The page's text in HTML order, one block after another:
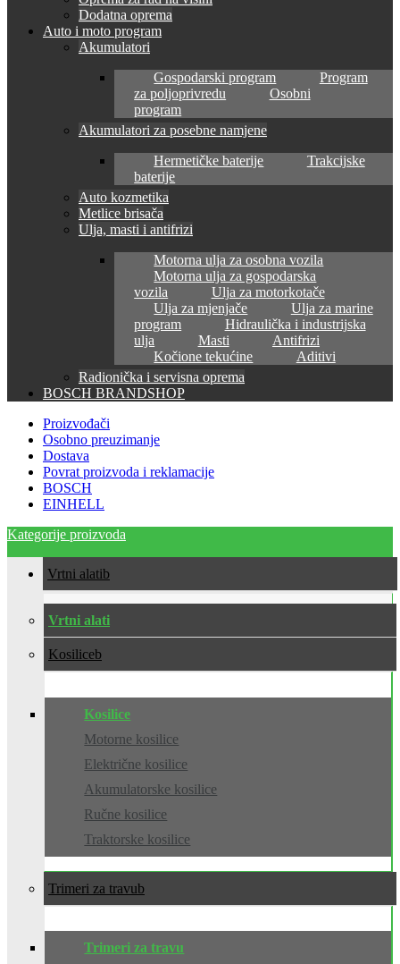
Dodatna oprema
Auto i moto program
Akumulatori
Gospodarski program
Program
za poljoprivredu
Osobni
program
Akumulatori za posebne namjene
Hermetičke baterije
Trakcijske
baterije
Auto kozmetika
Metlice brisača
Ulja, masti i antifrizi
Motorna ulja za osobna vozila
Motorna ulja za gospodarska
vozila
Ulja za motorkotače
Ulja za mjenjače
Ulja za marine
program
Hidraulička i industrijska
ulja
Masti
Antifrizi
Kočione tekućine
Aditivi
Radionička i servisna oprema
BOSCH BRANDSHOP
Proizvođači
Osobno preuzimanje
Dostava
Povrat proizvoda i reklamacije
BOSCH
EINHELL
Kategorije proizvoda
Vrtni alati
Vrtni alati
Kosilice
Kosilice
Motorne kosilice
Električne kosilice
Akumulatorske kosilice
Ručne kosilice
Traktorske kosilice
Trimeri za travu
Trimeri za travu